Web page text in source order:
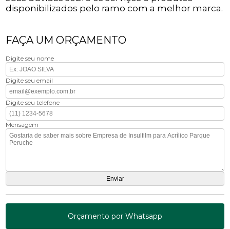
disponibilizados pelo ramo com a melhor marca.
FAÇA UM ORÇAMENTO
Digite seu nome
Digite seu email
Digite seu telefone
Mensagem
Orçamento por Whatsapp